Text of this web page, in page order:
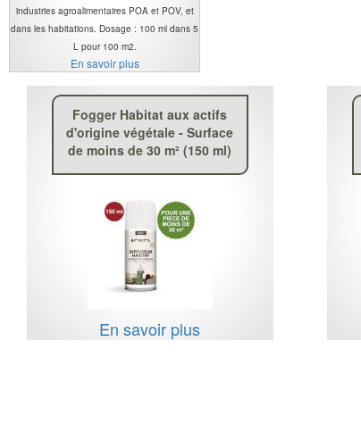
industries agroalimentaires POA et POV, et
dans les habitations. Dosage : 100 ml dans 5
L pour 100 m2.
En savoir plus
Fogger Habitat aux actifs
d'origine végétale - Surface
de moins de 30 m² (150 ml)
En savoir plus